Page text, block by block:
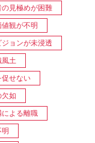
の見極めが困難
観が不明
ョンが未浸透
土
促せない
如
よる離職
明